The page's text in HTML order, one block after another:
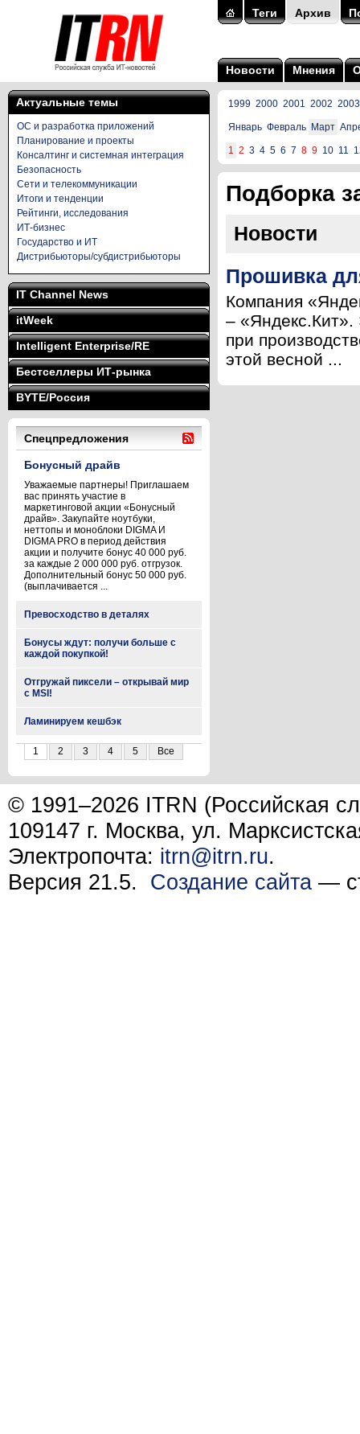
Теги Архив
Новости Мнения
Актуальные темы
ОС и разработка приложений
Планирование и проекты
Консалтинг и системная интеграция
Безопасность
Сети и телекоммуникации
Итоги и тенденции
Рейтинги, исследования
ИТ-бизнес
Государство и ИТ
Дистрибьюторы/субдистрибьюторы
IT Channel News
itWeek
Intelligent Enterprise/RE
Бестселлеры ИТ-рынка
BYTE/Россия
Спецпредложения
Бонусный драйв
Уважаемые партнеры! Приглашаем
вас принять участие в
маркетинговой акции «Бонусный
драйв». Закупайте ноутбуки,
неттопы и моноблоки DIGMA И
DIGMA PRO в период действия
акции и получите бонус 40 000 руб.
за каждые 2 000 000 руб. отгрузок.
Дополнительный бонус 50 000 руб.
(выплачивается ...
Превосходство в деталях
Бонусы ждут: получи больше с
каждой покупкой!
Отгружай пиксели – открывай мир
с MSI!
Ламинируем кешбэк
1 2 3 4 5 Все
1999 2000 2001 2002 2003
Январь Февраль Март
1 2 3 4 5 6 7 8 9 10 11
Подборка
Новости
Прошивка
Компания
–
при
этой весной ...
© 1991–2026 ITRN (Российская
109147 г. Москва, ул.
Электропочта: itrn@itrn.ru.
Версия 21.5. Создание сайта —